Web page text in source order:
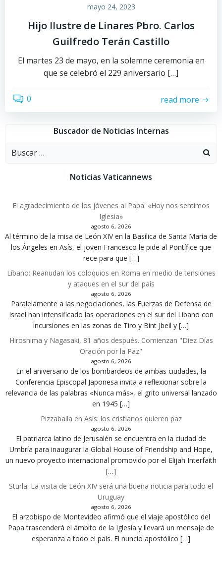
mayo 24, 2023
Hijo Ilustre de Linares Pbro. Carlos
Guilfredo Terán Castillo
El martes 23 de mayo, en la solemne ceremonia en
que se celebró el 229 aniversario […]
0 read more
Buscador de Noticias Internas
Buscar:
Noticias Vaticannews
El agradecimiento de los jóvenes al Papa: «Hoy nos sentimos
Iglesia»
agosto 6, 2026
Al término de la misa de León XIV en la Basílica de Santa María de
los Ángeles en Asís, el joven Francesco le pide al Pontífice que
rece para que […]
Líbano: Reanudan los coloquios en Roma en medio de tensiones
y ataques en el sur del país
agosto 6, 2026
Paralelamente a las negociaciones, las Fuerzas de Defensa de
Israel han intensificado las operaciones en el sur del Líbano con
incursiones en las zonas de Tiro y Bint Jbeil y […]
Hiroshima y Nagasaki, 81 años después. Comienzan "Diez Días
Oración por la Paz"
agosto 6, 2026
En el aniversario de los bombardeos de ambas ciudades, la
Conferencia Episcopal Japonesa invita a reflexionar sobre la
relevancia de las palabras «Nunca más», el grito universal lanzado
en 1945 […]
Pizzaballa en Asís: los cristianos quieren paz
agosto 6, 2026
El patriarca latino de Jerusalén se encuentra en la ciudad de
Umbría para inaugurar la Global House of Friendship and Hope,
un nuevo proyecto internacional promovido por el Elijah Interfaith
[…]
Sturla: La visita de León XIV será una buena noticia para todo el
Uruguay
agosto 6, 2026
El arzobispo de Montevideo afirmó que el viaje apostólico del
Papa trascenderá el ámbito de la Iglesia y llevará un mensaje de
esperanza a todo el país. El nuncio apostólico […]